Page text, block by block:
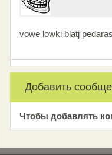
vowe lowki blatj
Добавить
Чтобы добавлять